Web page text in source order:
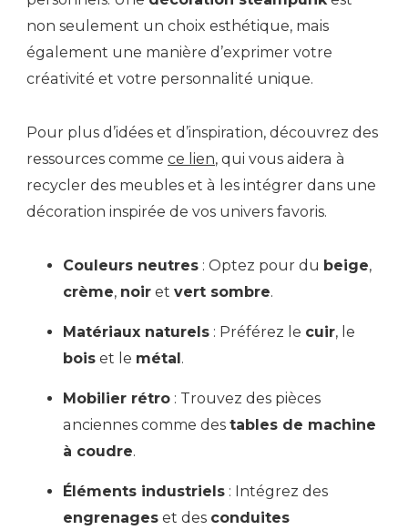
non seulement un choix esthétique, mais
également une manière d’exprimer votre
créativité et votre personnalité unique.
Pour plus d’idées et d’inspiration, découvrez des
ressources comme ce lien, qui vous aidera à
recycler des meubles et à les intégrer dans une
décoration inspirée de vos univers favoris.
Couleurs neutres : Optez pour du beige,
crème, noir et vert sombre.
Matériaux naturels : Préférez le cuir, le
bois et le métal.
Mobilier rétro : Trouvez des pièces
anciennes comme des tables de machine
à coudre.
Éléments industriels : Intégrez des
engrenages et des conduites